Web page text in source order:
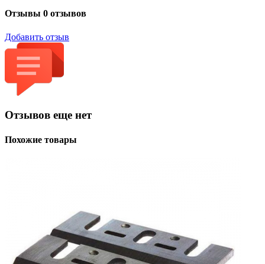
Отзывы 0 отзывов
Добавить отзыв
Отзывов еще нет
Похожие товары